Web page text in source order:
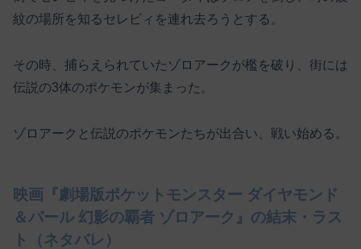
紋の場所を知るセレビィを連れ去ろうとする。
その時、捕らえられていたゾロアークが檻を破り、街には
伝説の3体のポケモンが集まった。
ゾロアークと伝説のポケモンたちが出合い、戦い始める。
映画『劇場版ポケットモンスター ダイヤモンド
＆パール 幻影の覇者 ゾロアーク』の結末・ラス
ト（ネタバレ）